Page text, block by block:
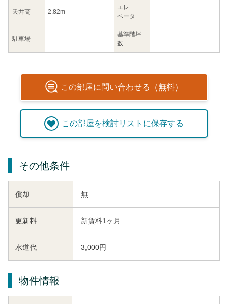
天井高 2.82m
エレ
ベータ
-
駐車場 -
基準階坪
数
-
この部屋に問い合わせる（無料）
この部屋を検討リストに保存する
その他条件
償却 無
更新料 新賃料1ヶ月
水道代 3,000円
物件情報